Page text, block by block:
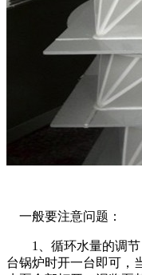
一般要注意问题：
1、循环水量的调节
台锅炉时开一台即可，